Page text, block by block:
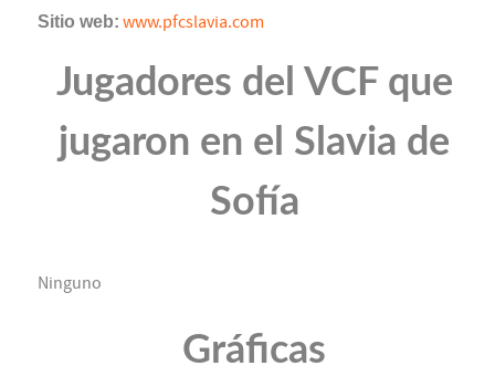
Sitio web: www.pfcslavia.com
Jugadores del VCF que
jugaron en el Slavia de
Sofía
Ninguno
Gráficas